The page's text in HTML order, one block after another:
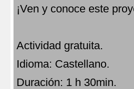
¡Ven y conoce este
Actividad gratuita.
Idioma: Castellano.
Duración: 1 h 30min.